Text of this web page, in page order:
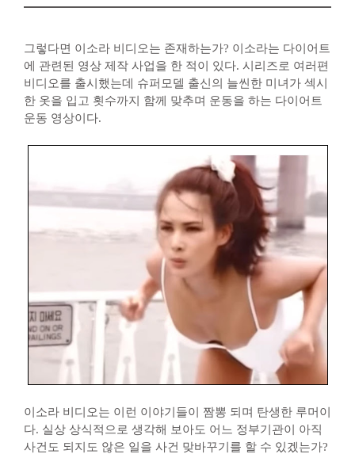
그렇다면 이소라 비디오는 존재하는가? 이소라는 다이어트
에 관련된 영상 제작 사업을 한 적이 있다. 시리즈로 여러편
비디오를 출시했는데 슈퍼모델 출신의 늘씬한 미녀가 섹시
한 옷을 입고 횟수까지 함께 맞추며 운동을 하는 다이어트
운동 영상이다.
이소라 비디오는 이런 이야기들이 짬뽕 되며 탄생한 루머이
다. 실상 상식적으로 생각해 보아도 어느 정부기관이 아직
사건도 되지도 않은 일을 사건 맞바꾸기를 할 수 있겠는가?